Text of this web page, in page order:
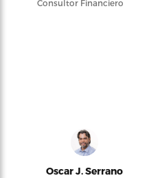
Consultor Financiero
Oscar J. Serrano